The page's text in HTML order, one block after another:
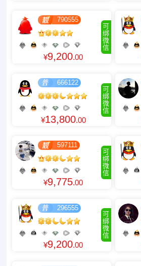
可
绑
微
信
790555
¥9,200.00
可
绑
微
信
666122
¥13,800.00
可
绑
微
信
597111
¥9,775.00
可
绑
微
信
296555
¥9,200.00